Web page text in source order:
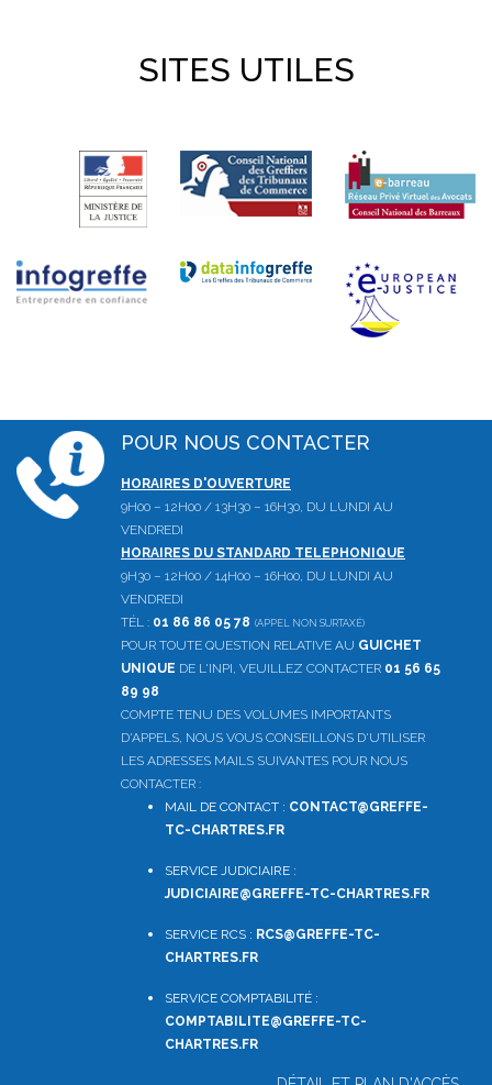
SITES UTILES
POUR NOUS CONTACTER
HORAIRES D'OUVERTURE
9H00 – 12H00 / 13H30 – 16H30, DU LUNDI AU
VENDREDI
HORAIRES DU STANDARD TELEPHONIQUE
9H30 – 12H00 / 14H00 – 16H00, DU LUNDI AU
VENDREDI
TÉL : 01 86 86 05 78 (APPEL NON SURTAXÉ)
POUR TOUTE QUESTION RELATIVE AU GUICHET
UNIQUE DE L'INPI, VEUILLEZ CONTACTER 01 56 65
89 98
COMPTE TENU DES VOLUMES IMPORTANTS
D'APPELS, NOUS VOUS CONSEILLONS D'UTILISER
LES ADRESSES MAILS SUIVANTES POUR NOUS
CONTACTER :
MAIL DE CONTACT : CONTACT@GREFFE-
TC-CHARTRES.FR
SERVICE JUDICIAIRE :
JUDICIAIRE@GREFFE-TC-CHARTRES.FR
SERVICE RCS : RCS@GREFFE-TC-
CHARTRES.FR
SERVICE COMPTABILITÉ :
COMPTABILITE@GREFFE-TC-
CHARTRES.FR